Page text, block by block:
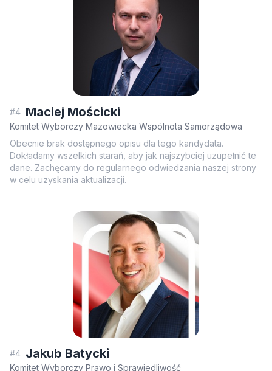
#4 Maciej Mościcki
Komitet Wyborczy Mazowiecka Wspólnota Samorządowa
Obecnie brak dostępnego opisu dla tego kandydata.
Dokładamy wszelkich starań, aby jak najszybciej uzupełnić te
dane. Zachęcamy do regularnego odwiedzania naszej strony
w celu uzyskania aktualizacji.
#4 Jakub Batycki
Komitet Wyborczy Prawo i Sprawiedliwość